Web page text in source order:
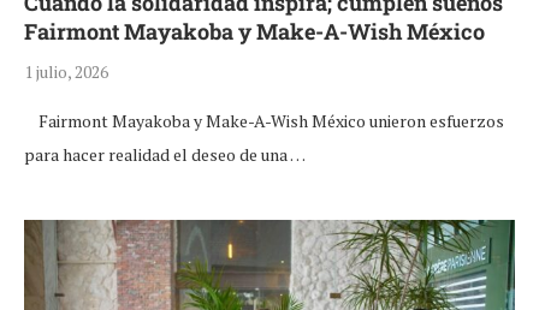
Fairmont Mayakoba y Make-A-Wish México
1 julio, 2026
Fairmont Mayakoba y Make-A-Wish México unieron esfuerzos
para hacer realidad el deseo de una …